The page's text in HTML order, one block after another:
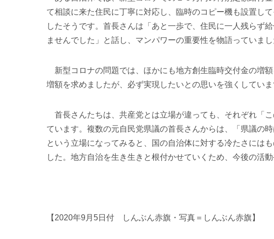
て相談に来た住民に丁寧に対応し、臨時のコピー機も設置し
したそうです。首長さんは「あと一歩で、住民に一人残らず
ませんでした」と話し、マンパワーの重要性を物語っていまし
新型コロナの問題では、ほかにも地方創生臨時交付金の増
増額を求めましたが、必ず実現したいとの思いを強くしていま
首長さんたちは、共産党とは立場が違っても、それぞれ「
ています。複数の元自民党県議の首長さんからは、「県議の
という立場になってみると、国の自治体に対する冷たさには
した。地方自治を生き生きと根付かせていくため、今後の活
【2020年9月5日付 しんぶん赤旗・写真＝しんぶん赤旗】